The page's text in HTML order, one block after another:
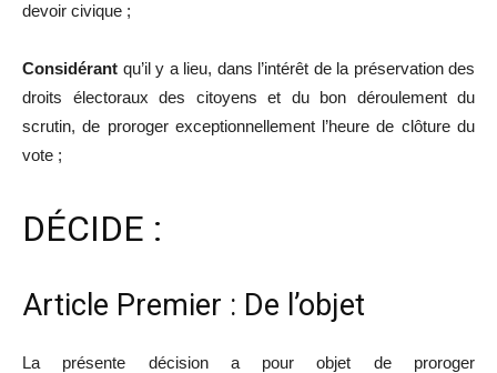
devoir civique ;
Considérant qu’il y a lieu, dans l’intérêt de la préservation des
droits électoraux des citoyens et du bon déroulement du
scrutin, de proroger exceptionnellement l’heure de clôture du
vote ;
DÉCIDE :
Article Premier : De l’objet
La présente décision a pour objet de proroger